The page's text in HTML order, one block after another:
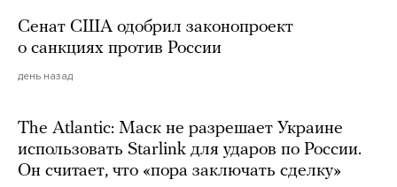
Сенат США одобрил законопроект
о санкциях против России
день назад
The Atlantic: Маск не разрешает Украине
использовать Starlink для ударов по России.
Он считает, что «пора заключать сделку»